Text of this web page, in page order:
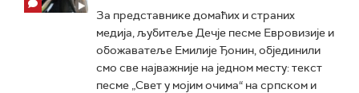
За представнике домаћих и страних
медија, љубитеље Дечје песме Евровизије и
обожаватеље Емилије Ђонин, објединили
смо све најважније на једном месту: текст
песме „Свет у мојим очима“ на српском и